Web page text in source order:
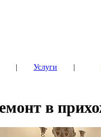
| Услуги |
в